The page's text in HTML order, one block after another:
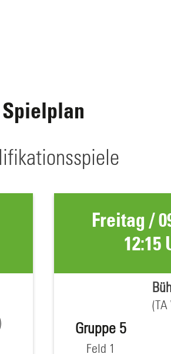
Spielplan
Freitag /
12:15
Gruppe 5
Feld 1
(TA